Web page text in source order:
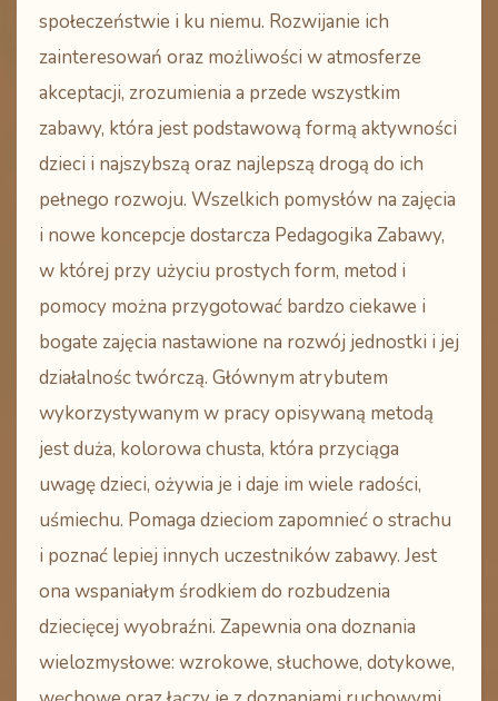
społeczeństwie i ku niemu. Rozwijanie ich
zainteresowań oraz możliwości w atmosferze
akceptacji, zrozumienia a przede wszystkim
zabawy, która jest podstawową formą aktywności
dzieci i najszybszą oraz najlepszą drogą do ich
pełnego rozwoju. Wszelkich pomysłów na zajęcia
i nowe koncepcje dostarcza Pedagogika Zabawy,
w której przy użyciu prostych form, metod i
pomocy można przygotować bardzo ciekawe i
bogate zajęcia nastawione na rozwój jednostki i jej
działalnośc twórczą. Głównym atrybutem
wykorzystywanym w pracy opisywaną metodą
jest duża, kolorowa chusta, która przyciąga
uwagę dzieci, ożywia je i daje im wiele radości,
uśmiechu. Pomaga dzieciom zapomnieć o strachu
i poznać lepiej innych uczestników zabawy. Jest
ona wspaniałym środkiem do rozbudzenia
dziecięcej wyobraźni. Zapewnia ona doznania
wielozmysłowe: wzrokowe, słuchowe, dotykowe,